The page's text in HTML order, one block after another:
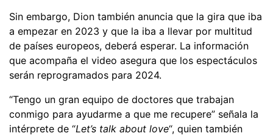
Sin embargo, Dion también anuncia que la gira que iba
a empezar en 2023 y que la iba a llevar por multitud
de países europeos, deberá esperar. La información
que acompaña el video asegura que los espectáculos
serán reprogramados para 2024.
“Tengo un gran equipo de doctores que trabajan
conmigo para ayudarme a que me recupere” señala la
intérprete de “Let’s talk about love“, quien también